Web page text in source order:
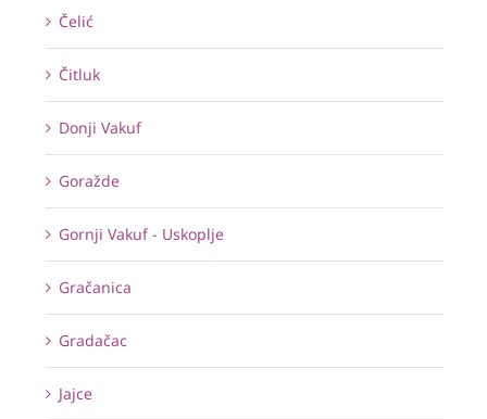
Čelić
Čitluk
Donji Vakuf
Goražde
Gornji Vakuf - Uskoplje
Gračanica
Gradačac
Jajce